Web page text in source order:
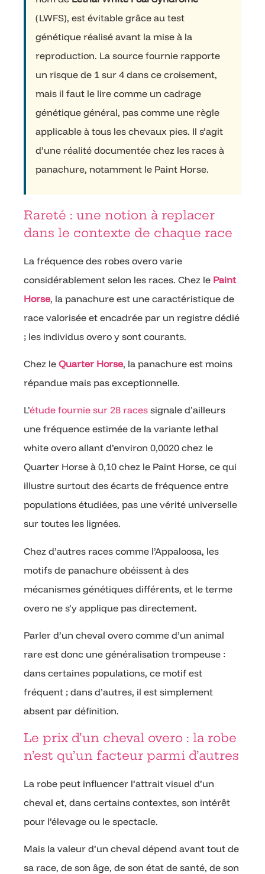
(LWFS), est évitable grâce au test
génétique réalisé avant la mise à la
reproduction. La source fournie rapporte
un risque de 1 sur 4 dans ce croisement,
mais il faut le lire comme un cadrage
génétique général, pas comme une règle
applicable à tous les chevaux pies. Il s’agit
d’une réalité documentée chez les races à
panachure, notamment le Paint Horse.
Rareté : une notion à replacer
dans le contexte de chaque race
La fréquence des robes overo varie
considérablement selon les races. Chez le Paint
Horse, la panachure est une caractéristique de
race valorisée et encadrée par un registre dédié
; les individus overo y sont courants.
Chez le Quarter Horse, la panachure est moins
répandue mais pas exceptionnelle.
L’étude fournie sur 28 races signale d’ailleurs
une fréquence estimée de la variante lethal
white overo allant d’environ 0,0020 chez le
Quarter Horse à 0,10 chez le Paint Horse, ce qui
illustre surtout des écarts de fréquence entre
populations étudiées, pas une vérité universelle
sur toutes les lignées.
Chez d’autres races comme l’Appaloosa, les
motifs de panachure obéissent à des
mécanismes génétiques différents, et le terme
overo ne s’y applique pas directement.
Parler d’un cheval overo comme d’un animal
rare est donc une généralisation trompeuse :
dans certaines populations, ce motif est
fréquent ; dans d’autres, il est simplement
absent par définition.
Le prix d’un cheval overo : la robe
n’est qu’un facteur parmi d’autres
La robe peut influencer l’attrait visuel d’un
cheval et, dans certains contextes, son intérêt
pour l’élevage ou le spectacle.
Mais la valeur d’un cheval dépend avant tout de
sa race, de son âge, de son état de santé, de son